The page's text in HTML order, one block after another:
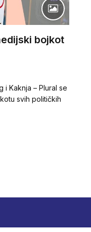
bojkot
i Kaknja – Plural se
svih političkih